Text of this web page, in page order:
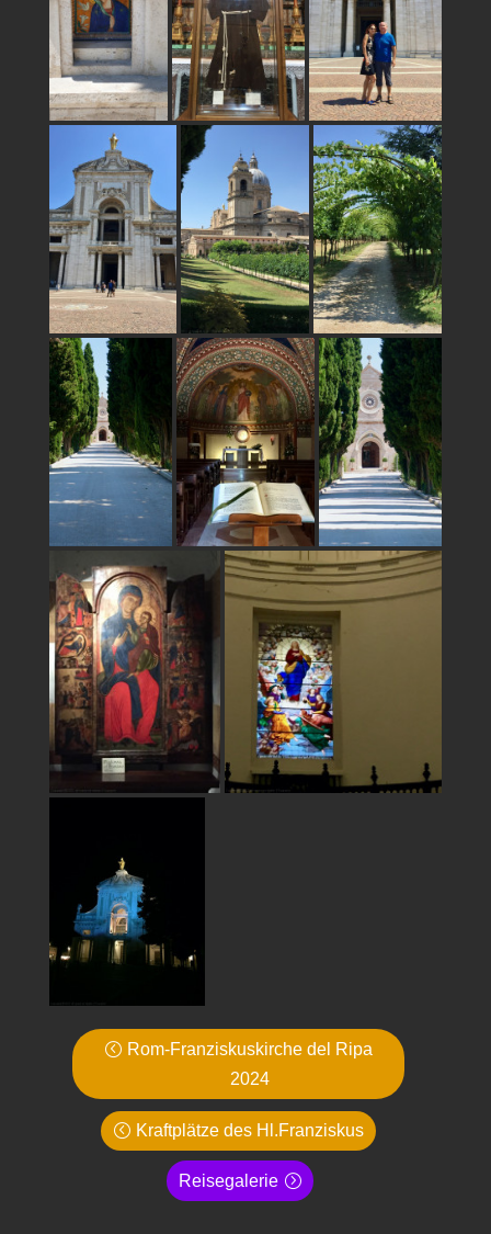
Rom-Franziskuskirche del Ripa
2024
Kraftplätze des Hl.Franziskus
Reisegalerie